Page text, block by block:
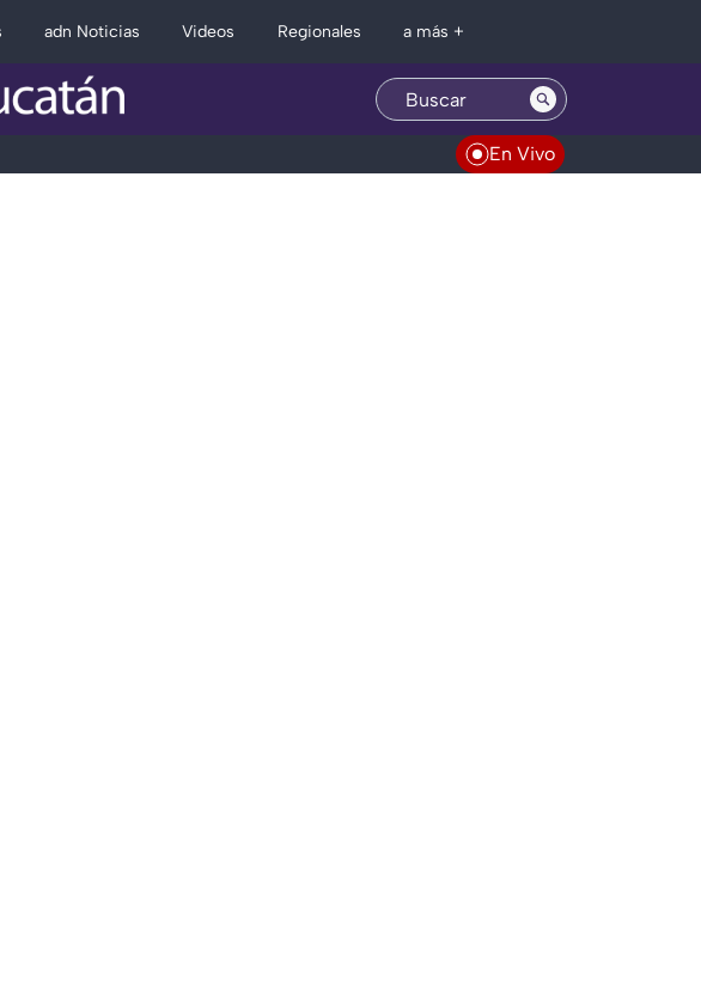
adn Noticias Videos Regionales a más +
En Vivo